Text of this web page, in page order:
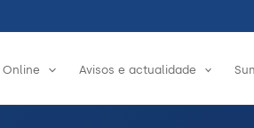
Online Avisos e actualidade